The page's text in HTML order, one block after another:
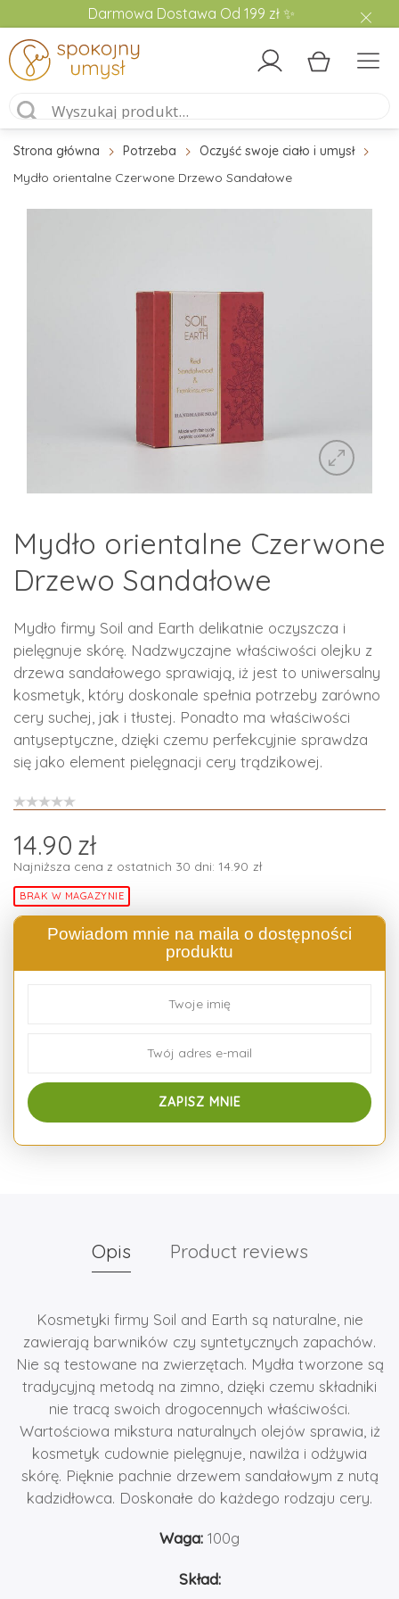
Darmowa Dostawa Od 199 zł ✨
Strona główna Potrzeba
Oczyść swoje ciało i umysł
Mydło orientalne Czerwone Drzewo Sandałowe
Mydło orientalne Czerwone
Drzewo Sandałowe
Mydło firmy Soil and Earth delikatnie oczyszcza i
pielęgnuje skórę. Nadzwyczajne właściwości olejku z
drzewa sandałowego sprawiają, iż jest to uniwersalny
kosmetyk, który doskonale spełnia potrzeby zarówno
cery suchej, jak i tłustej. Ponadto ma właściwości
antyseptyczne, dzięki czemu perfekcyjnie sprawdza
się jako element pielęgnacji cery trądzikowej.
14.90 zł
Najniższa cena z ostatnich 30 dni: 14.90 zł
BRAK W MAGAZYNIE
Powiadom mnie na maila o dostępności
produktu
Opis Product reviews
Kosmetyki firmy Soil and Earth są naturalne, nie
zawierają barwników czy syntetycznych zapachów.
Nie są testowane na zwierzętach. Mydła tworzone są
tradycyjną metodą na zimno, dzięki czemu składniki
nie tracą swoich drogocennych właściwości.
Wartościowa mikstura naturalnych olejów sprawia, iż
kosmetyk cudownie pielęgnuje, nawilża i odżywia
skórę. Pięknie pachnie drzewem sandałowym z nutą
kadzidłowca. Doskonałe do każdego rodzaju cery.
Waga: 100g
Skład: